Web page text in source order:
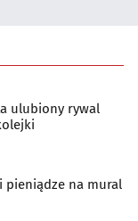
ulubiony rywal
pieniądze na mural